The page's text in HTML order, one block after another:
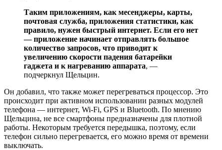
Таким приложениям, как месенджеры, карты,
почтовая служба, приложения статистики, как
правило, нужен быстрый интернет. Если его нет
— приложение начинает отправлять большое
количество запросов, что приводит к
увеличению скорости падения батарейки
гаджета и к нагреванию аппарата, —
подчеркнул Щельцин.
Он добавил, что также может перегреваться процессор. Это
происходит при активном использовании разных модулей
телефона — интернет, Wi-Fi, GPS и Bluetooth. По мнению
Щельцина, не все смартфоны предназначены для плотной
работы. Некоторым требуется передышка, поэтому, если
телефон сильно перегревается, его можно время от времени
выключать.